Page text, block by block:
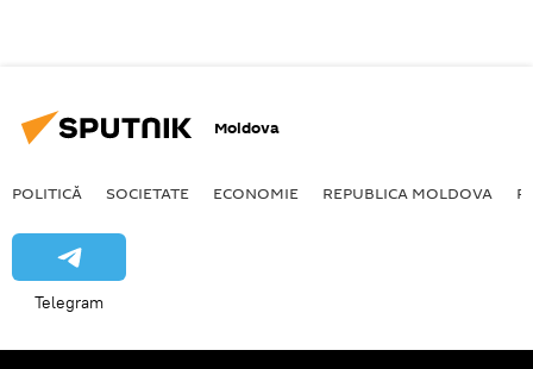
Moldova
POLITICĂ SOCIETATE ECONOMIE REPUBLICA MOLDOVA
Telegram